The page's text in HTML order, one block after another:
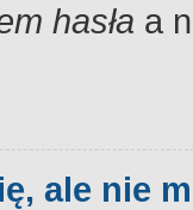
hasła a
ale nie